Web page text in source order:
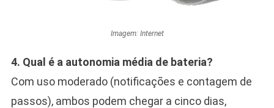
Imagem: Internet
4. Qual é a autonomia média de bateria?
Com uso moderado (notificações e contagem de
passos), ambos podem chegar a cinco dias,